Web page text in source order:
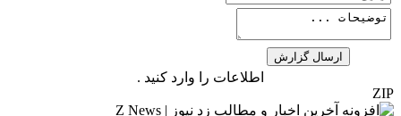
اطلاعات را وارد کنید .
ZIP